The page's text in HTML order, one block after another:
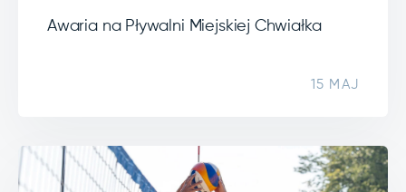
Awaria na Pływalni Miejskiej Chwiałka
15 MAJ